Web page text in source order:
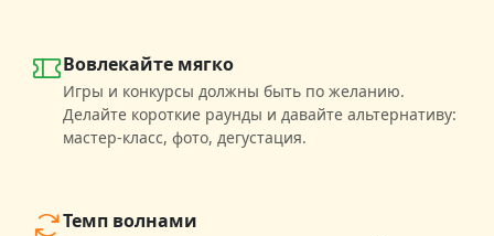
Вовлекайте мягко
Игры и конкурсы должны быть по желанию.
Делайте короткие раунды и давайте альтернативу:
мастер-класс, фото, дегустация.
Темп волнами